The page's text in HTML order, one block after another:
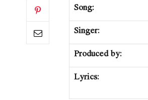
Song:
Singer:
Produced by:
Lyrics: